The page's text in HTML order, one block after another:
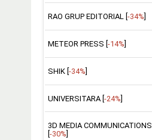
RAO GRUP EDITORIAL [ -34%
METEOR PRESS [ -14%
SHIK [-34%]
UNIVERSITARA [-24%]
3D MEDIA COMMUNICATIONS
-30%